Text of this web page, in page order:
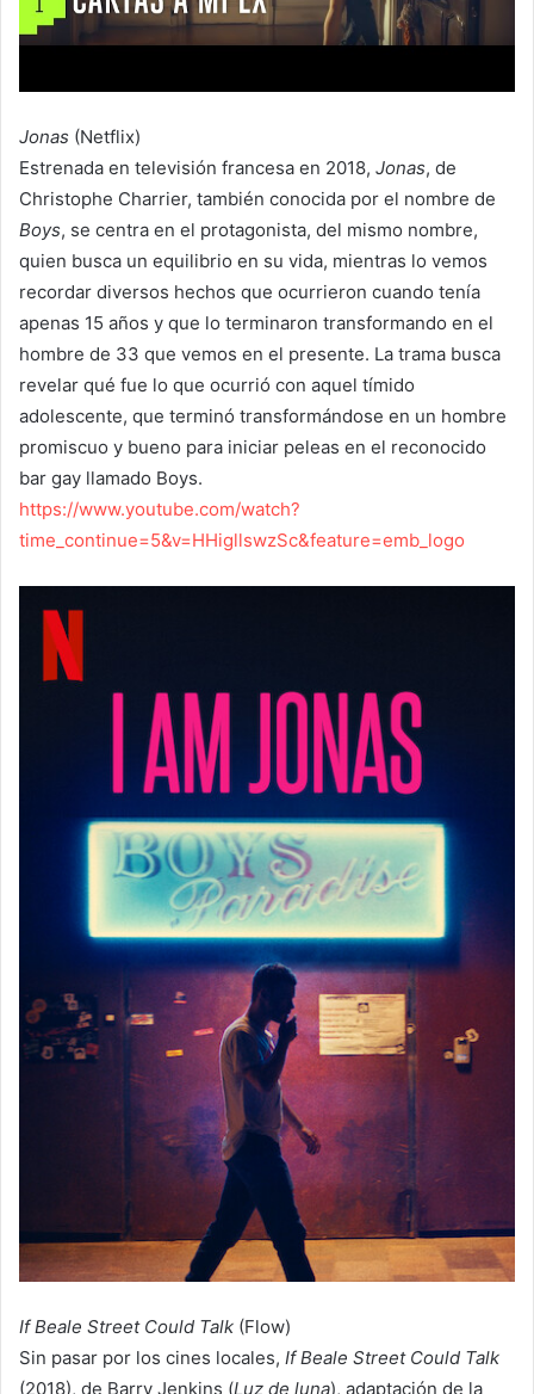
Jonas (Netflix)
Estrenada en televisión francesa en 2018, Jonas, de
Christophe Charrier, también conocida por el nombre de
Boys, se centra en el protagonista, del mismo nombre,
quien busca un equilibrio en su vida, mientras lo vemos
recordar diversos hechos que ocurrieron cuando tenía
apenas 15 años y que lo terminaron transformando en el
hombre de 33 que vemos en el presente. La trama busca
revelar qué fue lo que ocurrió con aquel tímido
adolescente, que terminó transformándose en un hombre
promiscuo y bueno para iniciar peleas en el reconocido
bar gay llamado Boys.
https://www.youtube.com/watch?
time_continue=5&v=HHigllswzSc&feature=emb_logo
If Beale Street Could Talk (Flow)
Sin pasar por los cines locales, If Beale Street Could Talk
(2018), de Barry Jenkins (Luz de luna), adaptación de la